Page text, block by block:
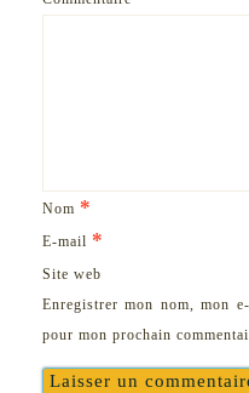
Nom *
E-mail *
Site web
Enregistrer mon nom, mon
pour mon prochain